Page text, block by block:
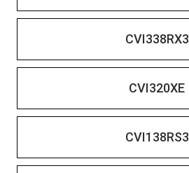
CVI338RX3
CVI320XE
CVI138RS3